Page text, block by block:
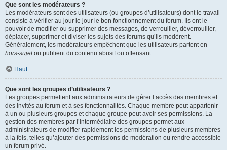
Que sont les modérateurs ?
Les modérateurs sont des utilisateurs (ou groupes d’utilisateurs) dont le travail
consiste à vérifier au jour le jour le bon fonctionnement du forum. Ils ont le
pouvoir de modifier ou supprimer des messages, de verrouiller, déverrouiller,
déplacer, supprimer et diviser les sujets des forums qu’ils modèrent.
Généralement, les modérateurs empêchent que les utilisateurs partent en
hors-sujetou publient du contenu abusif ou offensant.
Haut
Que sont les groupes d’utilisateurs ?
Les groupes permettent aux administrateurs de gérer l’accès des membres et
des invités au forum et à ses fonctionnalités. Chaque membre peut appartenir
à un ou plusieurs groupes et chaque groupe peut avoir ses permissions. La
gestion des membres par l’intermédiaire des groupes permet aux
administrateurs de modifier rapidement les permissions de plusieurs membres
à la fois, telles qu’ajouter des permissions de modération ou rendre accessible
un forum privé.